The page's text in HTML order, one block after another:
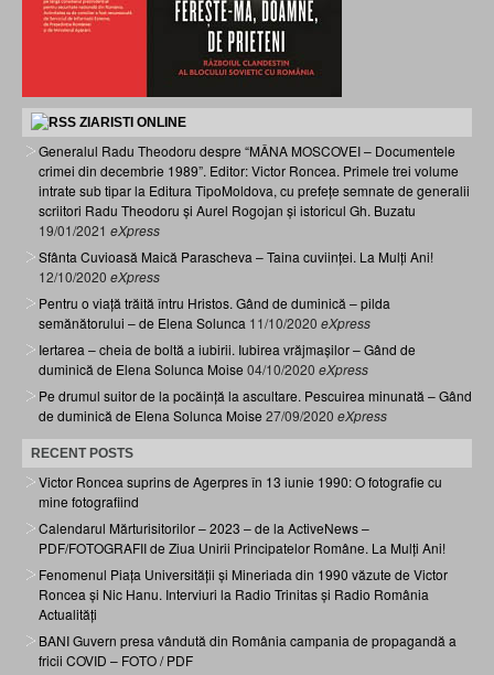
ZIARISTI ONLINE
Generalul Radu Theodoru despre “MÂNA MOSCOVEI – Documentele
crimei din decembrie 1989”. Editor: Victor Roncea. Primele trei volume
intrate sub tipar la Editura TipoMoldova, cu prefețe semnate de generalii
scriitori Radu Theodoru și Aurel Rogojan și istoricul Gh. Buzatu
19/01/2021 eXpress
Sfânta Cuvioasă Maică Parascheva – Taina cuviinței. La Mulți Ani!
12/10/2020 eXpress
Pentru o viață trăită întru Hristos. Gând de duminică – pilda
semănătorului – de Elena Solunca 11/10/2020 eXpress
Iertarea – cheia de boltă a iubirii. Iubirea vrăjmașilor – Gând de
duminică de Elena Solunca Moise 04/10/2020 eXpress
Pe drumul suitor de la pocăință la ascultare. Pescuirea minunată – Gând
de duminică de Elena Solunca Moise 27/09/2020 eXpress
RECENT POSTS
Victor Roncea suprins de Agerpres în 13 iunie 1990: O fotografie cu
mine fotografiind
Calendarul Mărturisitorilor – 2023 – de la ActiveNews –
PDF/FOTOGRAFII de Ziua Unirii Principatelor Române. La Mulți Ani!
Fenomenul Piața Universității și Mineriada din 1990 văzute de Victor
Roncea și Nic Hanu. Interviuri la Radio Trinitas și Radio România
Actualități
BANI Guvern presa vândută din România campania de propagandă a
fricii COVID – FOTO / PDF